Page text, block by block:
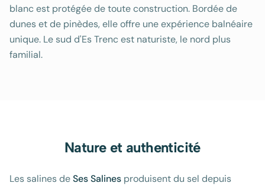
blanc est protégée de toute construction. Bordée de
dunes et de pinèdes, elle offre une expérience balnéaire
unique. Le sud d'Es Trenc est naturiste, le nord plus
familial.
Nature et authenticité
Les salines deSes Salines produisent du sel depuis